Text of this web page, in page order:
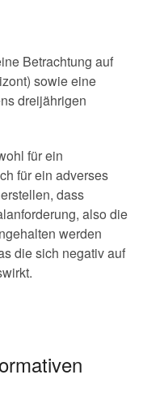
Betrachtung auf
sowie eine
dreijährigen
für ein
für ein adverses
dass
also die
werden
die sich negativ auf